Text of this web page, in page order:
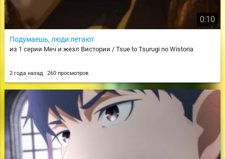
0:10
Подумаешь, люди летают
из 1 серии Меч и жезл Вистории / Tsue to Tsurugi no Wistoria
2 года назад 260 просмотров